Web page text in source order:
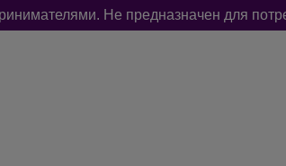
Не предназначен для